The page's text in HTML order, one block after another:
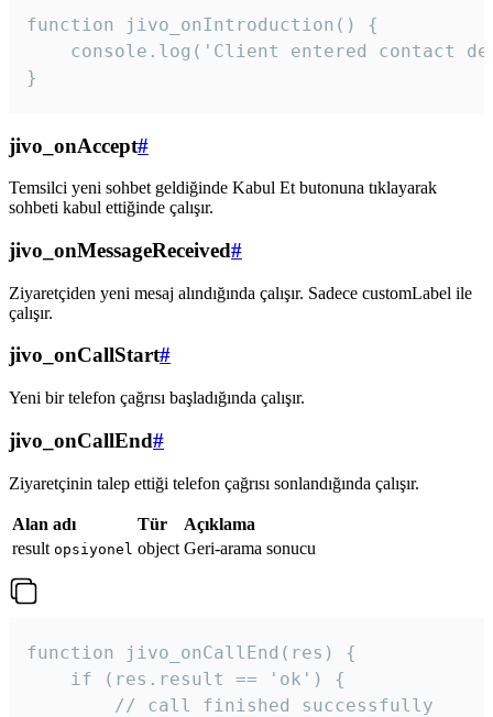
function jivo_onIntroduction() {
console.log('Client entered contact
}
jivo_onAccept#
Temsilci yeni sohbet geldiğinde Kabul Et butonuna tıklayarak
sohbeti kabul ettiğinde çalışır.
jivo_onMessageReceived#
Ziyaretçiden yeni mesaj alındığında çalışır. Sadece customLabel ile
çalışır.
jivo_onCallStart#
Yeni bir telefon çağrısı başladığında çalışır.
jivo_onCallEnd#
Ziyaretçinin talep ettiği telefon çağrısı sonlandığında çalışır.
Alan adı Tür
Açıklama
result opsiyonel object Geri-arama sonucu
function jivo_onCallEnd(res) {
    if (res.result == 'ok') {
        // call finished successfully